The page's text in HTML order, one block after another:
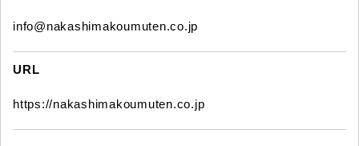
info@nakashimakoumuten.co.jp
URL
https://nakashimakoumuten.co.jp